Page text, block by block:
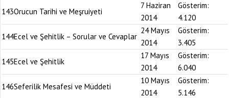
143Orucun Tarihi ve Meşruiyeti
7 Haziran
2014
Gösterim:
4.120
144Ecel ve Şehitlik – Sorular ve Cevaplar
24 Mayıs
2014
Gösterim:
3.405
145Ecel ve Şehitlik
17 Mayıs
2014
Gösterim:
6.040
146Seferilik Mesafesi ve Müddeti
10 Mayıs
2014
Gösterim:
5.146